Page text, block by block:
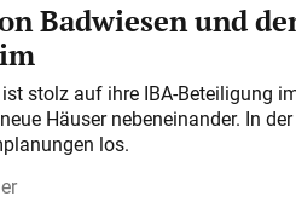
Badwiesen und
stolz auf ihre IBA-Beteiligung
Häuser nebeneinander. In
los.